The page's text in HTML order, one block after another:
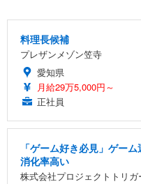
料理長候補
プレザンメゾン笠寺
愛知県
月給29万5,000円～
正社員
「ゲーム好き必見」ゲー
消化率高い
株式会社プロジェクトトリガ